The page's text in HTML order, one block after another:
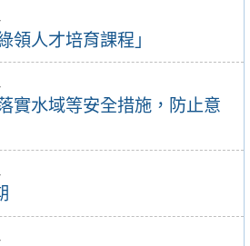
領人才培育課程」
實水域等安全措施，防止意